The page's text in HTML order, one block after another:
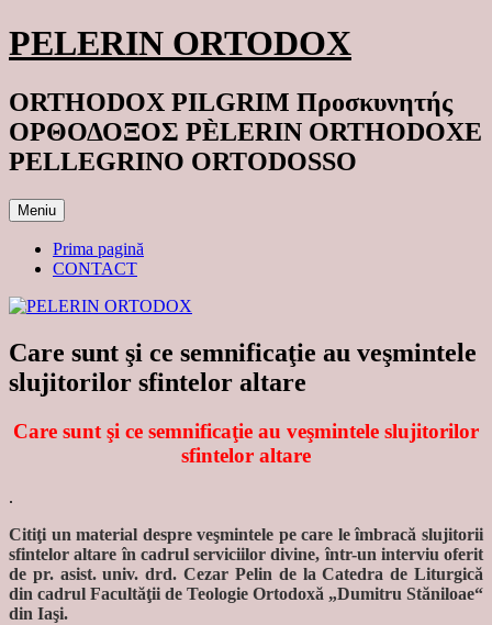
Sari
la
PELERIN ORTODOX
ORTHODOX PILGRIM Προσκυνητής
ΟΡΘΟΔΟΞΟΣ PÈLERIN ORTHODOXE
PELLEGRINO ORTODOSSO
Meniu
Prima pagină
CONTACT
Care sunt şi ce semnificaţie au veşmintele
slujitorilor sfintelor altare
Care sunt şi ce semnificaţie au veşmintele slujitorilor
sfintelor altare
.
Citiţi un material despre veşmintele pe care le îmbracă slujitorii
sfintelor altare în cadrul serviciilor divine, într-un interviu oferit
de pr. asist. univ. drd. Cezar Pelin de la Catedra de Liturgică
din cadrul Facultăţii de Teologie Ortodoxă „Dumitru Stăniloae“
din Iaşi.